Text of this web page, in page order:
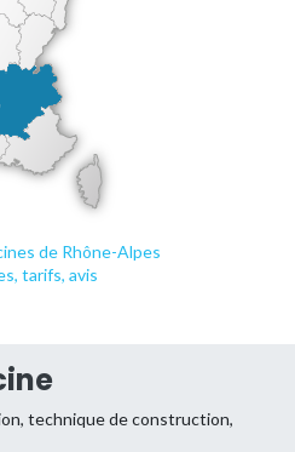
de Rhône-Alpes
tarifs, avis
technique de construction,